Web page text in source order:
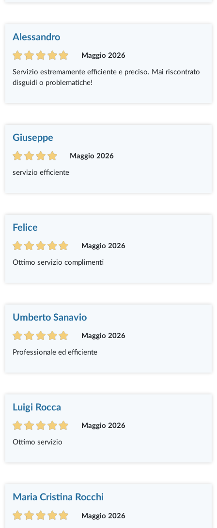
Alessandro
Maggio 2026
Servizio estremamente efficiente e preciso. Mai riscontrato
disguidi o problematiche!
Giuseppe
Maggio 2026
servizio efficiente
Felice
Maggio 2026
Ottimo servizio complimenti
Umberto Sanavio
Maggio 2026
Professionale ed efficiente
Luigi Rocca
Maggio 2026
Ottimo servizio
Maria Cristina Rocchi
Maggio 2026